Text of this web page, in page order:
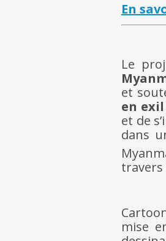
En
Le
et
en
et de
dans
travers
mise